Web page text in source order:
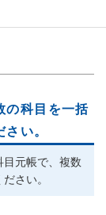
科目を一括
い。
元帳で、複数
さい。